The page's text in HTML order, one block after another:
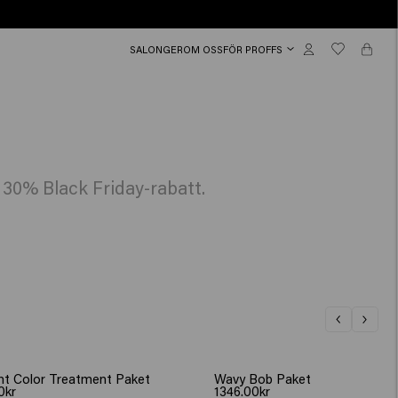
SALONGEROM OSSFÖR PROFFS
Black Friday-rabatt.
Color Treatment Paket Wavy Bob Paket
1346.00kr